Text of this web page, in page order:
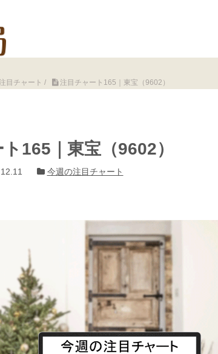
目チャート / 注目チャート165｜東宝（9602）
165｜東宝（9602）
今週の注目チャート